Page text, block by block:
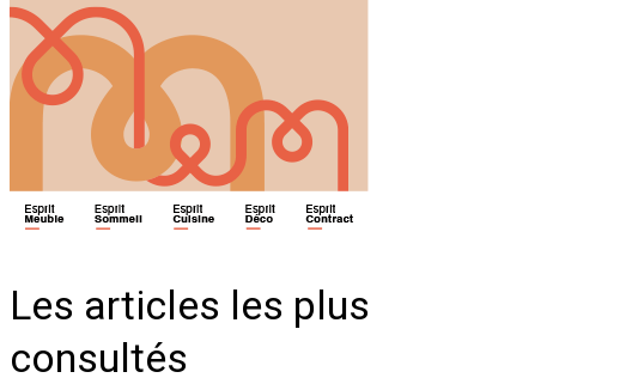
Les articles les plus
consultés